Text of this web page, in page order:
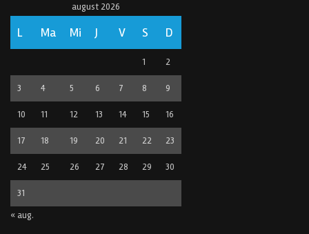
august 2026
L Ma Mi J V S D
1 2
3 4 5 6 7 8 9
10 11 12 13 14 15 16
17 18 19 20 21 22 23
24 25 26 27 28 29 30
31
« aug.